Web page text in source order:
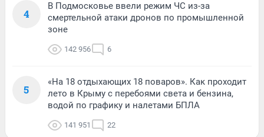
4
В Подмосковье ввели режим ЧС из-за
смертельной атаки дронов по промышленной
зоне
142 956 6
5
«На 18 отдыхающих 18 поваров». Как проходит
лето в Крыму с перебоями света и бензина,
водой по графику и налетами БПЛА
141 951 22